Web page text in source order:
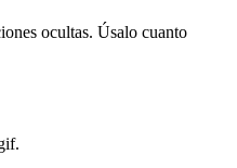
ocultas. Úsalo cuanto